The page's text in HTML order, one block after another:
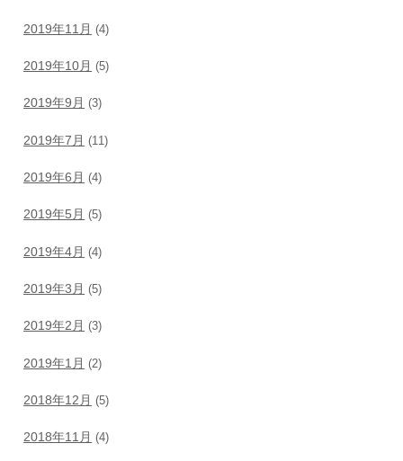
2019年11月 (4)
2019年10月 (5)
2019年9月 (3)
2019年7月 (11)
2019年6月 (4)
2019年5月 (5)
2019年4月 (4)
2019年3月 (5)
2019年2月 (3)
2019年1月 (2)
2018年12月 (5)
2018年11月 (4)